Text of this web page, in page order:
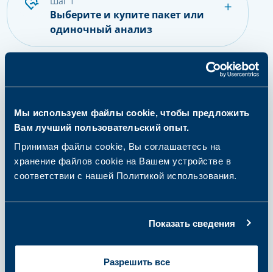
Мы используем файлы cookie, чтобы предложить
Вам лучший пользовательский опыт.
Принимая файлы cookie, Вы соглашаетесь на
хранение файлов cookie на Вашем устройстве в
соответствии с нашей Политикой использования.
Показать сведения
Разрешить все
Выберите и купите пакет или
одиночный анализ
шаг 2
анализов
шаг 3
Сдайте пробу
Получение результатов и
дальнейшие действия